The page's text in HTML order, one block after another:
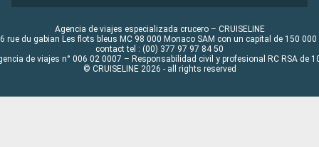
Agencia de viajes especializada crucero – CRUISELINE
rue du gabian Les flots bleus MC 98 000 Monaco SAM con un capital de 150 000
contact tel : (00) 377 97 97 84 50
de viajes n° 006 02 0007 – Responsabilidad civil y profesional RC RSA de
© CRUISELINE 2026 - all rights reserved